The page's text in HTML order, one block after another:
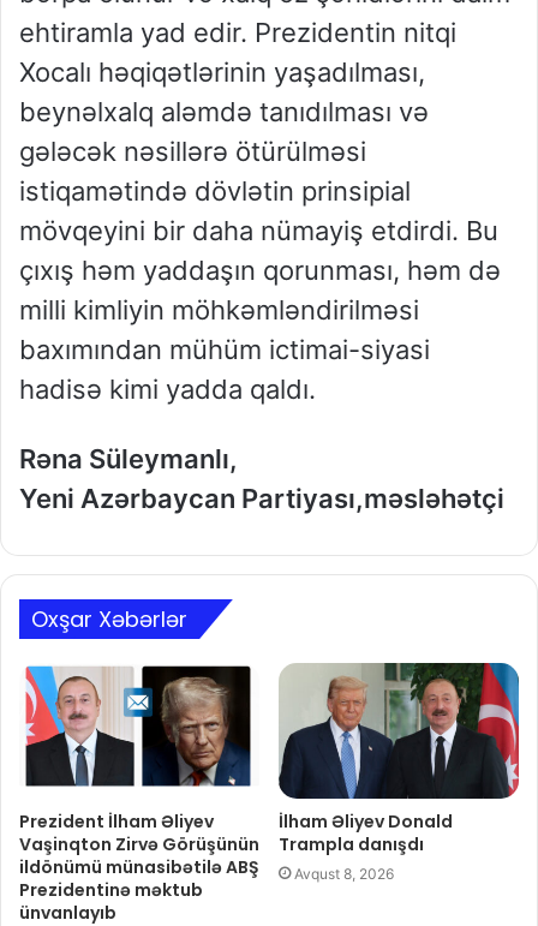
ehtiramla yad edir. Prezidentin nitqi
Xocalı həqiqətlərinin yaşadılması,
beynəlxalq aləmdə tanıdılması və
gələcək nəsillərə ötürülməsi
istiqamətində dövlətin prinsipial
mövqeyini bir daha nümayiş etdirdi. Bu
çıxış həm yaddaşın qorunması, həm də
milli kimliyin möhkəmləndirilməsi
baxımından mühüm ictimai-siyasi
hadisə kimi yadda qaldı.
Rəna Süleymanlı,
Yeni Azərbaycan Partiyası,məsləhətçi
Oxşar Xəbərlər
Prezident İlham Əliyev
Vaşinqton Zirvə Görüşünün
ildönümü münasibətilə ABŞ
Prezidentinə məktub
ünvanlayıb
İlham Əliyev Donald
Trampla danışdı
Avqust 8, 2026